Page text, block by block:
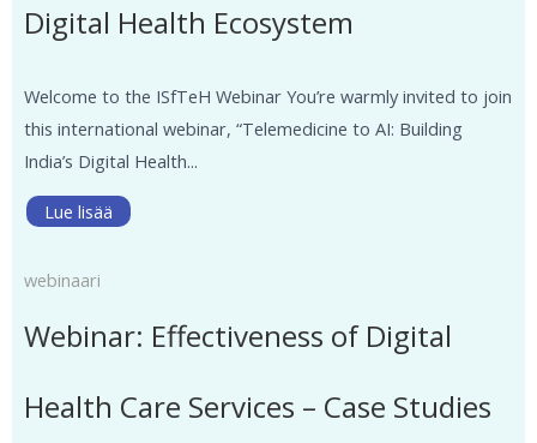
Digital Health Ecosystem
Welcome to the ISfTeH Webinar You’re warmly invited to join
this international webinar, “Telemedicine to AI: Building
India’s Digital Health...
Lue lisää
webinaari
Webinar: Effectiveness of Digital
Health Care Services – Case Studies